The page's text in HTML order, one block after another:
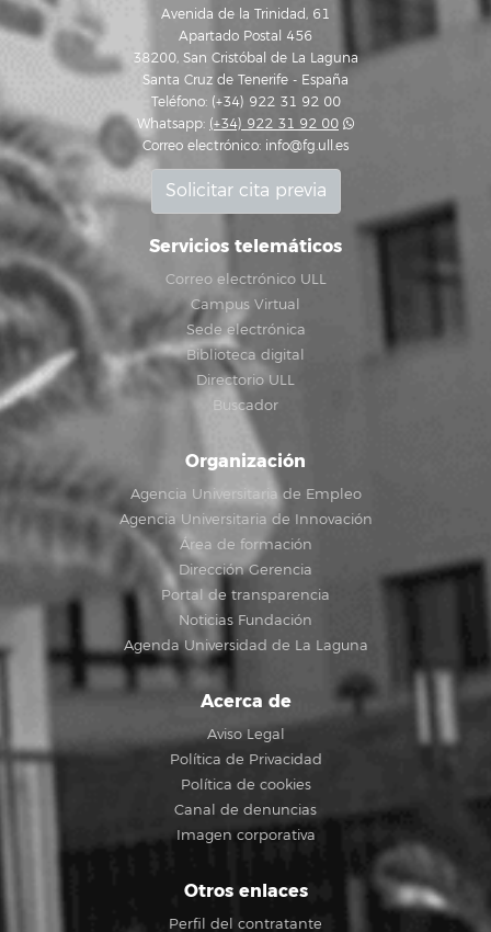
Avenida de la Trinidad, 61
Apartado Postal 456
38200, San Cristóbal de La Laguna
Santa Cruz de Tenerife - España
Teléfono: (+34) 922 31 92 00
Whatsapp: (+34) 922 31 92 00
Correo electrónico: info@fg.ull.es
Solicitar cita previa
Servicios telemáticos
Correo electrónico ULL
Campus Virtual
Sede electrónica
Biblioteca digital
Directorio ULL
Buscador
Organización
Agencia Universitaria de Empleo
Agencia Universitaria de Innovación
Área de formación
Dirección Gerencia
Portal de transparencia
Noticias Fundación
Agenda Universidad de La Laguna
Acerca de
Aviso Legal
Política de Privacidad
Política de cookies
Canal de denuncias
Imagen corporativa
Otros enlaces
Perfil del contratante